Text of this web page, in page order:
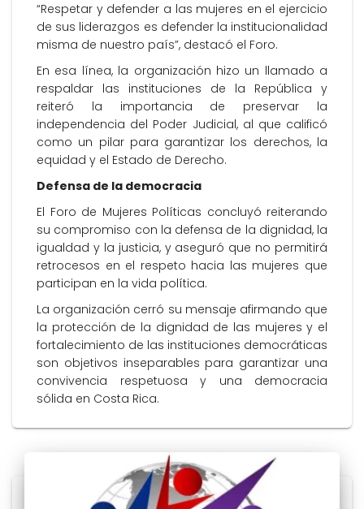
“Respetar y defender a las mujeres en el ejercicio
de sus liderazgos es defender la institucionalidad
misma de nuestro país”, destacó el Foro.
En esa línea, la organización hizo un llamado a
respaldar las instituciones de la República y
reiteró la importancia de preservar la
independencia del Poder Judicial, al que calificó
como un pilar para garantizar los derechos, la
equidad y el Estado de Derecho.
Defensa de la democracia
El Foro de Mujeres Políticas concluyó reiterando
su compromiso con la defensa de la dignidad, la
igualdad y la justicia, y aseguró que no permitirá
retrocesos en el respeto hacia las mujeres que
participan en la vida política.
La organización cerró su mensaje afirmando que
la protección de la dignidad de las mujeres y el
fortalecimiento de las instituciones democráticas
son objetivos inseparables para garantizar una
convivencia respetuosa y una democracia
sólida en Costa Rica.